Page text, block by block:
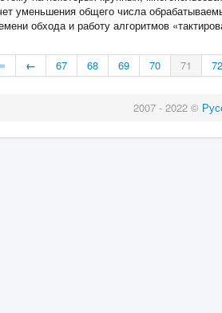
уменьшения общего числа
обхода и работу алгоритмов
← 67 68 69 70 71 72
2007 - 2022 ©